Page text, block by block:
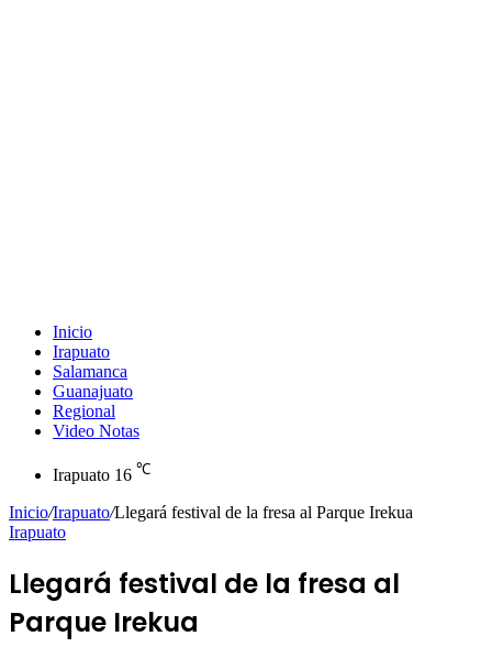
Inicio
Irapuato
Salamanca
Guanajuato
Regional
Video Notas
Irapuato 16 ℃
Inicio/Irapuato/Llegará festival de la fresa al Parque Irekua
Irapuato
Llegará festival de la fresa al
Parque Irekua